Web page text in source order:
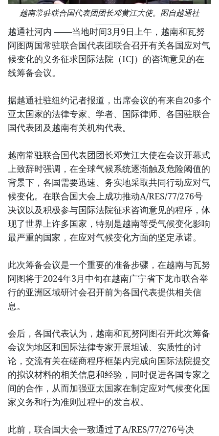
越南常驻联合国代表团团长邓黄江大使。图自越通社
越通社河内 ——当地时间3月9日上午，越南和瓦努
阿图两国常驻联合国代表团联合召开有关各国应对气
候变化的义务征求国际法院（ICJ）的咨询意见的在
线筹备会议。
据越通社驻纽约记者报道，出席会议的有来自20多个
亚太国家的法律专家、学者、国际律师、各国驻联合
国代表团及越南有关机构代表。
越南常驻联合国代表团团长邓黄江大使在会议开幕式
上致辞时强调，在全球气候系统逐渐触及危险阈值的
背景下，各国需要迅速、务实地采取共同行动应对气
候变化。在联合国大会上成功推动A/RES/77/276号
决议以及积极参与国际法院征求咨询意见的程序，体
现了世界上许多国家，特别是越南等受气候变化影响
最严重的国家，在应对气候变化方面的坚定承诺。
此次筹备会议是一个重要的准备步骤，在越南与瓦努
阿图将于2024年3月中旬在越南广宁省下龙市联合举
行的亚洲区域研讨会召开前为各国代表提供相关信
息。
会后，各国代表认为，越南和瓦努阿图召开此次筹备
会议为地区和国际法律专家开展坦诚、实质性的讨
论，交流有关在磋商程序框架内完成向国际法院提交
的拟议材料的相关信息和经验，同时促进各国专家之
间的合作，从而加强亚太国家在制定应对气候变化国
家义务和行为准则过程中的发言权。
此前，联合国大会一致通过了A/RES/77/276号决